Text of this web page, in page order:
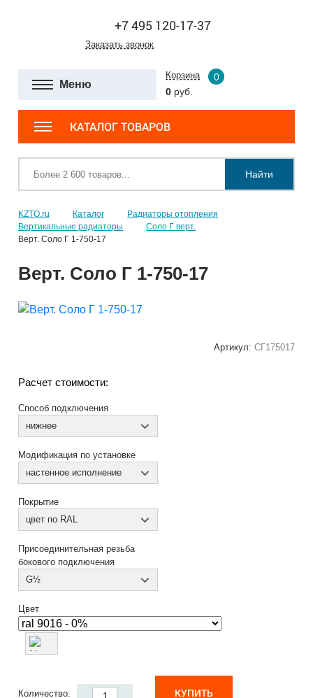
+7 495 120-17-37
Заказать звонок
Меню
Корзина
0
0 руб.
КАТАЛОГ ТОВАРОВ
Найти
KZTO.ru Каталог
Радиаторы отопления
Вертикальные радиаторы
Соло Г верт.
Верт. Соло Г 1-750-17
Верт. Соло Г 1-750-17
Артикул: СГ175017
Расчет стоимости:
Способ подключения
нижнее
Модификация по установке
настенное исполнение
Покрытие
цвет по RAL
Присоединительная резьба
бокового подключения
G½
Цвет
Количество: КУПИТЬ